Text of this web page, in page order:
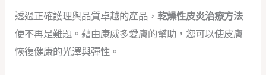
透過正確護理與品質卓越的產品，乾燥性皮炎治療方法
便不再是難題。藉由康威多愛膚的幫助，您可以使皮膚
恢復健康的光澤與彈性。